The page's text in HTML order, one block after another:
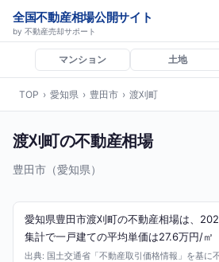
全国不動産相場公開サイト
by 不動産売却サポート
マンション 土地
TOP › 愛知県 › 豊田市 › 渡刈町
渡刈町の不動産相場
豊田市（愛知県）
愛知県豊田市渡刈町の不動産相場は、
集計で一戸建ての平均単価は27.6万円/㎡
出典: 国土交通省「不動産取引価格情報」を基に